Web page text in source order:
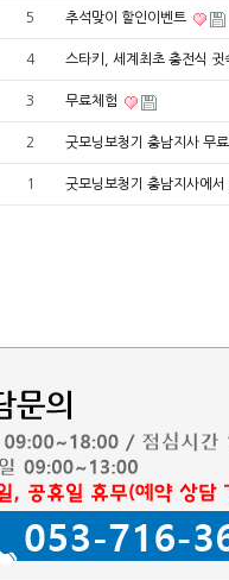
5 추석맞이 할인이벤트
4 스타키, 세계최초 충전식 귓
3 무료체험
2 굿모닝보청기 충남지사 무
1 굿모닝보청기 충남지사에